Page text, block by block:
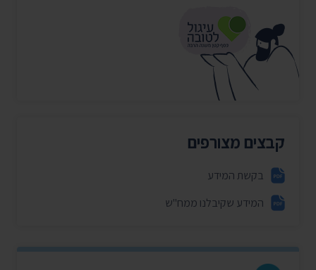
קבצים מצורפים
בקשת המידע
המידע שקיבלנו ממח"ש